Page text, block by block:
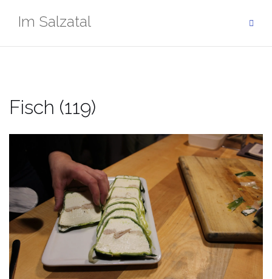
InhaltIm Salzatal
Fisch (119)